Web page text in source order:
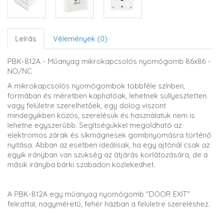
Leírás Vélemények (0)
PBK-812A - Műanyag mikrokapcsolós nyomógomb 86x86 -
NO/NC
A mikrokapcsolós nyomógombok többféle színben,
formában és méretben kaphatóak, lehetnek süllyesztetten
vagy felületre szerelhetőek, egy dolog viszont
mindegyikben közös, szerelésük és használatuk nem is
lehetne egyszerűbb. Segítségükkel megoldható az
elektromos zárak és síkmágnesek gombnyomásra történő
nyitása. Abban az esetben ideálisak, ha egy ajtónál csak az
egyik irányban van szükség az átjárás korlátozására, de a
másik irányba bárki szabadon közlekedhet.
A PBK-812A egy műanyag nyomógomb "DOOR EXIT"
felirattal, nagyméretű, fehér házban a felületre szereléshez.